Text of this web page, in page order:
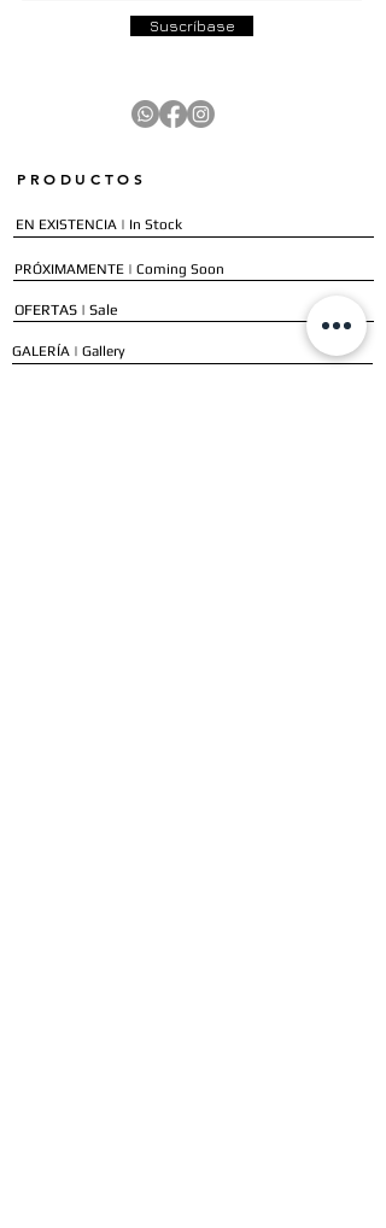
Suscríbase
PRODUCTOS
EN EXISTENCIA | In Stock
PRÓXIMAMENTE | Coming Soon
OFERTAS | Sale
GALERÍA | Gallery